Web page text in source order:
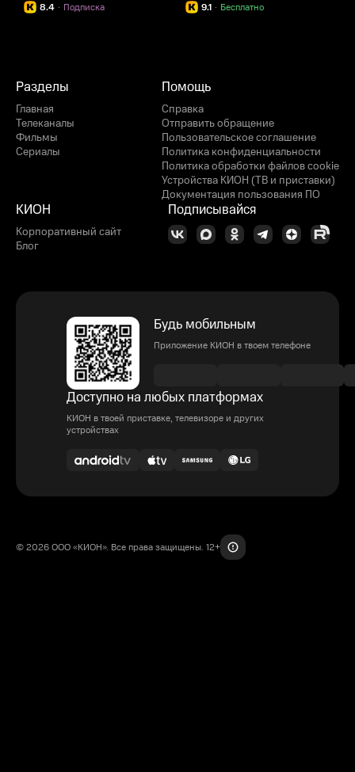
8.4 Подписка
· 9.1 Бесплатно
·
Разделы
Главная
Телеканалы
Фильмы
Сериалы
Помощь
Справка
Отправить обращение
Пользовательское соглашение
Политика конфиденциальности
Политика обработки файлов cookie
Устройства КИОН (ТВ и приставки)
Документация пользования ПО
КИОН
Корпоративный сайт
Блог
Подписывайся
Будь мобильным
Приложение КИОН в твоем телефоне
Доступно на любых платформах
КИОН в твоей приставке, телевизоре и других
устройствах
© 2026 ООО «КИОН». Все права защищены. 12+